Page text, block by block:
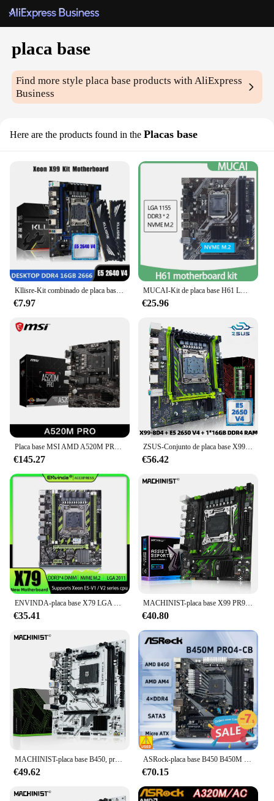
placa base
Find more styleplaca base products with AliExpress
Business
Here are the products found in the Placas base
Kllisre-Kit combinado de placa base X99, LGA 2011-3 Xeon E5 2640 V4 CPU DDR4 16GB (2 piezas 8G), 2666MHz, memoria de escritorio
€7.97
MUCAI-Kit de placa base H61 LGA 1155, Compatible con Intel Core CPU de 2ª y 3ª generación, Compatible con M.2 NVME SDD
€25.96
Placa base MSI AMD A520M PRO, compatible con CPU Ryzen R3, R5, R7, serie 5000 y 3000, AM4, M.2, NVME, doble canal, DDR4, completamente nuevo
€145.27
ZSUS-Conjunto de placa base X99-8D4, Kit con Intel LGA2011-3 Xeon E5 2650 V4 CPU DDR4, 16GB (1x16GB), memoria RAM de 2133MHZ, NVME M.2 SATA
€56.42
ENVINDA-placa base X79 LGA 2011 USB2.0 SATA3, compatible con memoria REG ECC y procesador Xeon E5 4DDR3 PCI-E NVME M.2
€35.41
MACHINIST-placa base X99 PR9 X99, compatible con LGA 2011-3 Intel Xeon E5 V3 y V4 CPU DDR4 RAM SATA/NVME ranura M.2
€40.80
MACHINIST-placa base B450, procesador AMD de doble canal, memoria DDR4 AM4, placa base M.2 NVME (compatible con CPU Ryzen 5500, 5600, 5600G)
€49.62
ASRock-placa base B450 B450M PRO4-CB, enchufe AM4, compatible con Ryzen 5, 5600, 4300G, 1600, DDR4, PCI-E, 3,0, Micro ATX
€70.15